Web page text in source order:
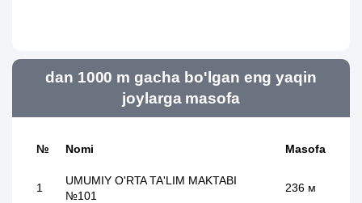
dan 1000 m gacha bo'lgan eng yaqin
joylarga masofa
№ Nomi Masofa
1
UMUMIY O'RTA TA'LIM MAKTABI
№101
236 м